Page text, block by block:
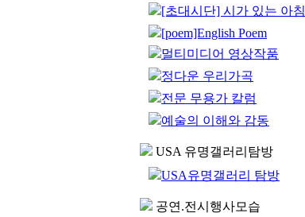
[초대시단] 시가 있는 아침
[poem]English Poem
멀티미디어 영상작품
정다운 우리가곡
전문 무용가 칼럼
예술의 이해와 감동
USA 유명갤러리탐방
USA유명갤러리 탐방
공연.전시행사모습